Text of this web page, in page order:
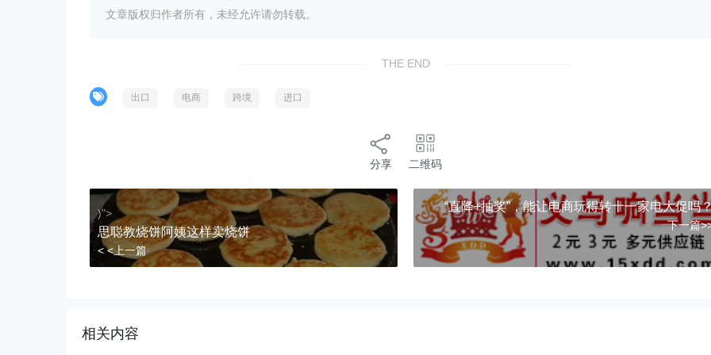
文章版权归作者所有，未经允许请勿转载。
THE END
出口 电商 跨境 进口
分享 二维码
)">
思聪教烧饼阿姨这样卖烧饼
< <上一篇
“直降+抽奖”，能让电商玩得转十一家电大促吗
下一篇
相关内容